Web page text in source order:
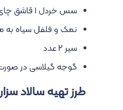
سس خردل ۱ قاشق چای‌خوری
نمک و فلفل سیاه به
سیر ۲ عدد
گوجه گیلاسی در
طرز تهیه سالاد